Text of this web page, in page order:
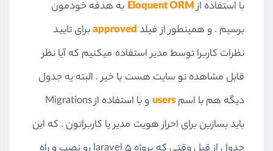
     * Reverse the migrations.
     *
     */
public
function down ( )
Schema ::drop('comments'
    }
با استفاده ازEloquent ORM به هدفه خودمون
برسیم . و همینطور از فیلدapprovedبرای تایید
نظرات کاربرا توسط مدیر استفاده میکنیم که آیا نظر
قابل مشاهده تو سایت هست یا خیر . البته یه جدول
دیگه هم با اسمusers
و با استفاده از Migrations
باید بسازین برای احراز هویت مدیر یا کاربراتون . که این